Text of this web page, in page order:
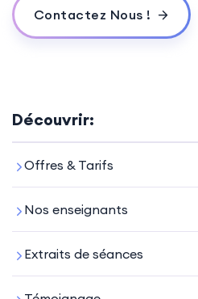
Contactez Nous !
Découvrir:
Offres & Tarifs
Nos enseignants
Extraits de séances